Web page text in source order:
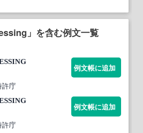
」を含む例文一覧
許庁
例文帳に追加
許庁
例文帳に追加